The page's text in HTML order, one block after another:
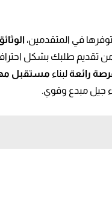
في المتقدمين،
من تقديم طلبك بشكل
رائعةلبناء مستقبل
جيل مبدع وقوي.